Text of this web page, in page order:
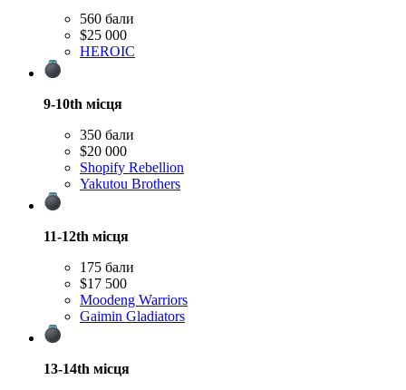
560 бали
$25 000
HEROIC
9-10th місця
350 бали
$20 000
Shopify Rebellion
Yakutou Brothers
11-12th місця
175 бали
$17 500
Moodeng Warriors
Gaimin Gladiators
13-14th місця